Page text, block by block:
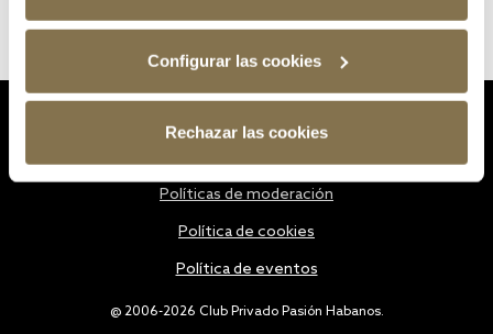
Configurar las cookies
Rechazar las cookies
@ 2006-2026 Club Privado Pasión Habanos.
Políticas de moderación
Política de cookies
Política de eventos